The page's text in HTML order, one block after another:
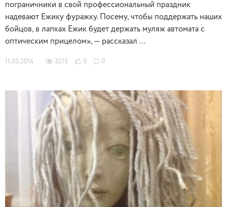
пограничники в свой профессиональный праздник
надевают Ежику фуражку. Посему, чтобы поддержать наших
бойцов, в лапках Ежик будет держать муляж автомата с
оптическим прицелом», — рассказал …
11.03.2014 3215 0 0